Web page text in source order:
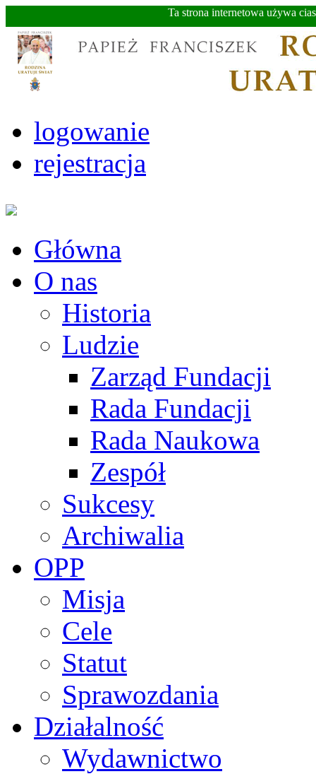
Ta strona internetowa używa
logowanie
rejestracja
Główna
O nas
Historia
Ludzie
Zarząd Fundacji
Rada Fundacji
Rada Naukowa
Zespół
Sukcesy
Archiwalia
OPP
Misja
Cele
Statut
Sprawozdania
Działalność
Wydawnictwo